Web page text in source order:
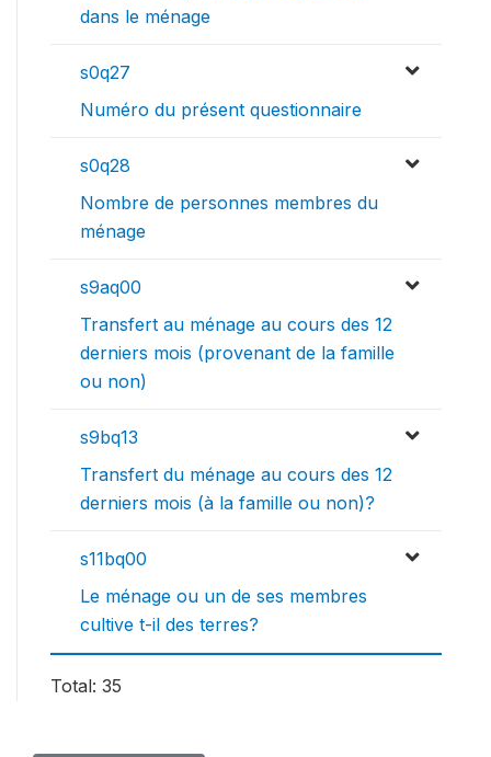
dans le ménage
s0q27
Numéro du présent questionnaire
s0q28
Nombre de personnes membres du
ménage
s9aq00
Transfert au ménage au cours des 12
derniers mois (provenant de la famille
ou non)
s9bq13
Transfert du ménage au cours des 12
derniers mois (à la famille ou non)?
s11bq00
Le ménage ou un de ses membres
cultive t-il des terres?
Total: 35